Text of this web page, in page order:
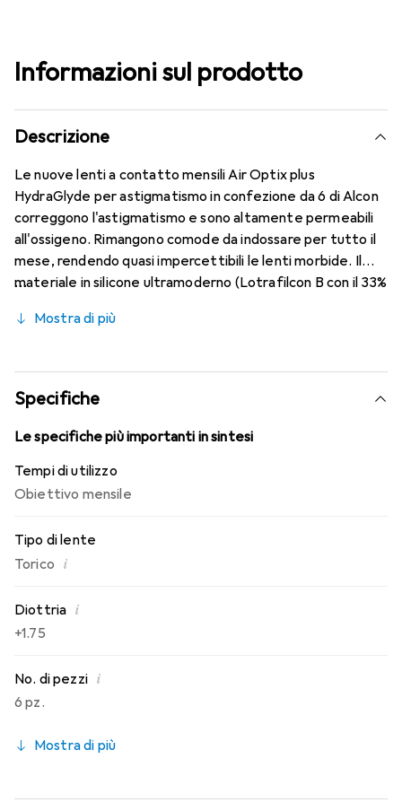
Informazioni sul prodotto
Descrizione
Le nuove lenti a contatto mensili Air Optix plus
HydraGlyde per astigmatismo in confezione da 6 di Alcon
correggono l'astigmatismo e sono altamente permeabili
all'ossigeno. Rimangono comode da indossare per tutto il
mese, rendendo quasi impercettibili le lenti morbide. Il
materiale in silicone ultramoderno (Lotrafilcon B con il 33%
HydraGlyde Moisture Matrix e la nota tecnologia
comfort che conosci. Un indossare le lenti mensili comodo
e senza interruzioni per tutto il giorno.
Mostra di più
Specifiche
Le specifiche più importanti in sintesi
Tempi di utilizzo
Obiettivo mensile
Tipo di lente
Torico i
Diottria i
+1.75
No. di pezzi i
6 pz.
Mostra di più